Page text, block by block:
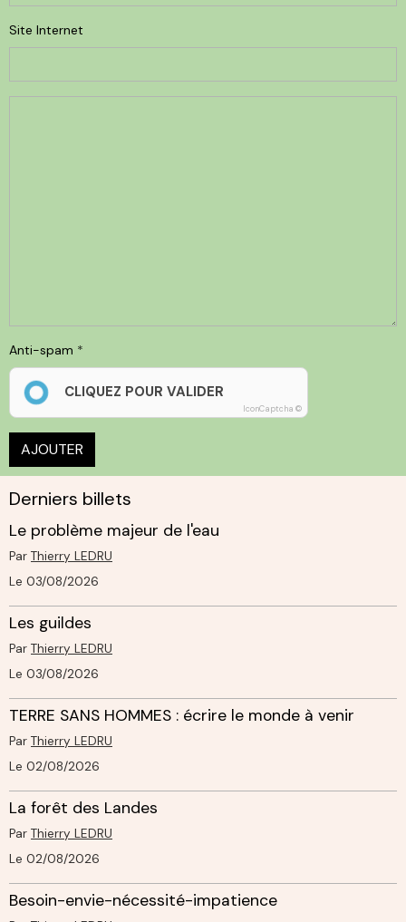
Site Internet
Anti-spam
CLIQUEZ POUR VALIDER
IconCaptcha ©
AJOUTER
Derniers billets
Le problème majeur de l'eau
Par Thierry LEDRU
Le 03/08/2026
Les guildes
Par Thierry LEDRU
Le 03/08/2026
TERRE SANS HOMMES : écrire le monde à venir
Par Thierry LEDRU
Le 02/08/2026
La forêt des Landes
Par Thierry LEDRU
Le 02/08/2026
Besoin-envie-nécessité-impatience